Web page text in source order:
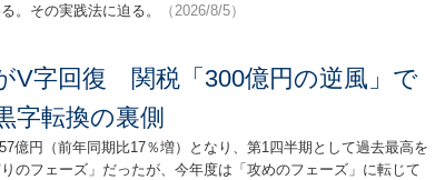
。その実践法に迫る。
（2026/8/5）
V字回復 関税「300億円の逆風」で
字転換の裏側
億円（前年同期比17％増）となり、第1四半期として過去最高を
のフェーズ」だったが、今年度は「攻めのフェーズ」に転じて